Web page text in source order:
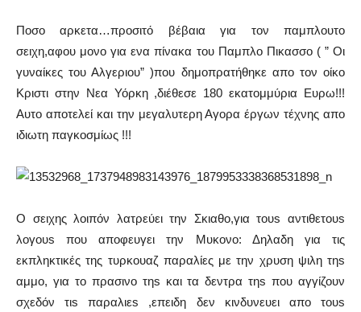
Ποσο αρκετα…προσιτό βέβαια για τον παμπλουτο
σειχη,αφου μονο για ενα πίνακα του Παμπλο Πικασσο ( ” Οι
γυναίκες του Αλγεριου” )που δημοπρατήθηκε απο τον οίκο
Κριστι στην Νεα Υόρκη ,διέθεσε 180 εκατομμύρια Ευρω!!!
Αυτο αποτελεί και την μεγαλυτερη Αγορα έργων τέχνης απο
ιδιωτη παγκοσμίως !!!
Ο σειχης λοιπόν λατρεύει την Σκιαθο,για τουs αντιθετουs
λογουs που αποφευγει την Μυκονο: Δηλαδη για τις
εκπληκτικές της τυρκουαζ παραλίες με την χρυση ψιλη τηs
αμμο, για το πρασινο τηs και τα δεντρα τηs που αγγίζουν
σχεδόν τιs παραλιεs ,επειδη δεν κινδυνευει απο τουs